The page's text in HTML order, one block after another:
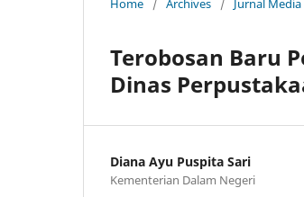
Home / Archives / Jurnal
Terobosan Baru
Dinas
Diana Ayu Puspita Sari
Kementerian Dalam Negeri